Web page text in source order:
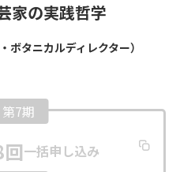
家の実践哲学
ボタニカルディレクター）
第7期
一括申し込み